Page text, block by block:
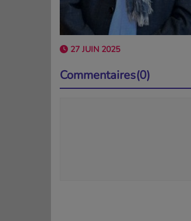
27 JUIN 2025
Commentaires(0)